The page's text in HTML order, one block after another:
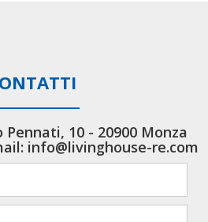
Pennati, 10 - 20900 Monza
info@livinghouse-re.com